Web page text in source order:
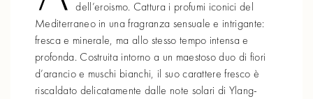
dell’eroismo. Cattura i profumi iconici del
Mediterraneo in una fragranza sensuale e intrigante:
fresca e minerale, ma allo stesso tempo intensa e
profonda. Costruita intorno a un maestoso duo di fiori
d’arancio e muschi bianchi, il suo carattere fresco è
riscaldato delicatamente dalle note solari di Ylang-